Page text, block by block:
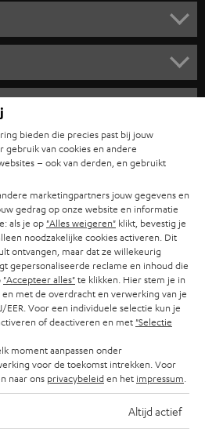
bieden die precies past bij jouw
gebruik van cookies en andere
– ook van derden, en gebruikt
marketingpartners jouw gegevens en
gedrag op onze website en informatie
als je op "Alles weigeren" klikt, bevestig je
noodzakelijke cookies activeren. Dit
ontvangen, maar dat ze willekeurig
gepersonaliseerde reclame en inhoud die
"Accepteer alles"te klikken. Hier stem je in
met de overdracht en verwerking van je
EER. Voor een individuele selectie kun je
of deactiveren en met "Selectie
moment aanpassen onder
voor de toekomst intrekken. Voor
naar ons privacybeleiden het impressum
Altijd actief